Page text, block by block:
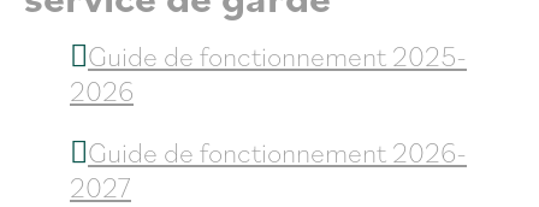
Guide de fonctionnement 2025-
2026
Guide de fonctionnement 2026-
2027